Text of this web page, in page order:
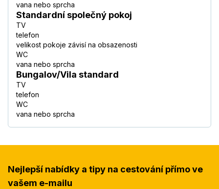
vana nebo sprcha
Standardní společný pokoj
TV
telefon
velikost pokoje závisí na obsazenosti
WC
vana nebo sprcha
Bungalov/Vila standard
TV
telefon
WC
vana nebo sprcha
Nejlepší nabídky a tipy na cestování přímo ve
vašem e-mailu